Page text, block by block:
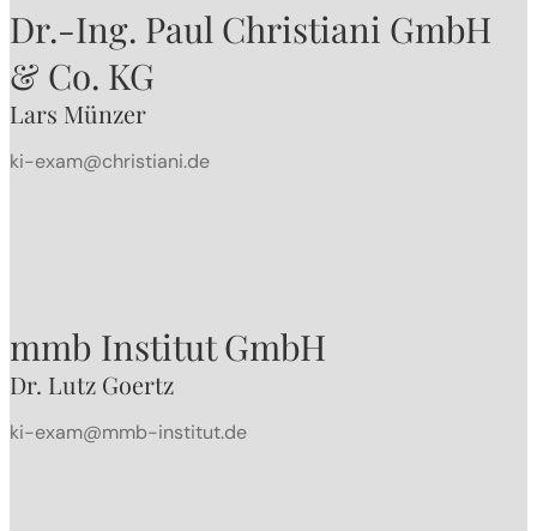
Dr.-Ing. Paul Christiani GmbH
& Co. KG
Lars Münzer
ki-exam@christiani.de
mmb Institut GmbH
Dr. Lutz Goertz
ki-exam@mmb-institut.de